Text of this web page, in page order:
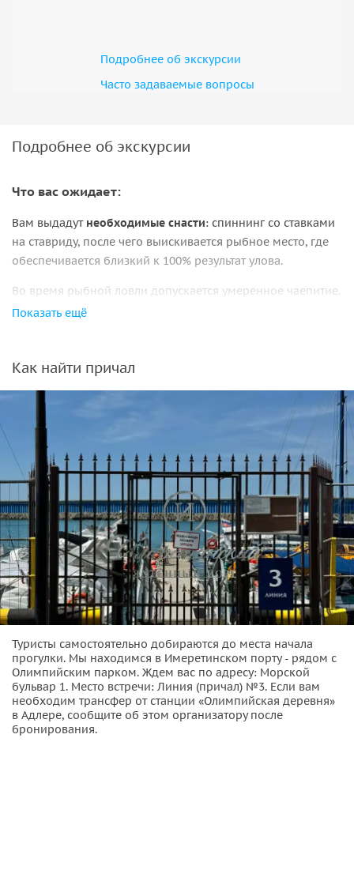
Подробнее об экскурсии
Часто задаваемые вопросы
Подробнее об экскурсии
Что вас ожидает:
Вам выдадут необходимые снасти: спиннинг со ставками
на ставриду, после чего выискивается рыбное место, где
обеспечивается близкий к 100% результат улова.
Во время рыбной ловли допускается умеренное чаепитие.
В процессе ваш улов приготавливается для дегустации
удочки сматываются, судно ускоренным темпом
перемещается к месту стоянки (где не качает). Также во
время рыбалки производится
термообработки употребляются в пищу
В ходе нашего плавания вы
научитесь основам, отдохнете
и наловите рыбы. Все снасти имеются на борту, от вас
требуется только хорошее настроение!
Организационные детали:
• Рыбалка проводится при благоприятной погоде.
• На борту есть спасательное оборудование, также можно
укрыться пледом.
Показать ещё
Как найти причал
Туристы самостоятельно добираются до места начала
прогулки. Мы находимся в Имеретинском порту - рядом с
Олимпийским парком. Ждем вас по адресу: Морской
бульвар 1. Место встречи: Линия (причал) №3. Если вам
необходим трансфер от станции «Олимпийская деревня»
в Адлере, сообщите об этом организатору после
бронирования.